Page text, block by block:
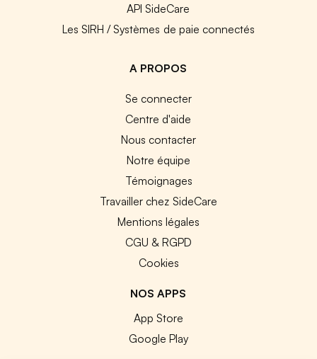
API SideCare
Les SIRH / Systèmes de paie connectés
A PROPOS
Se connecter
Centre d'aide
Nous contacter
Notre équipe
Témoignages
Travailler chez SideCare
Mentions légales
CGU & RGPD
Cookies
NOS APPS
App Store
Google Play